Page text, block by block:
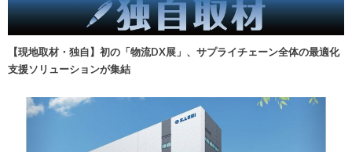
【現地取材・独自】初の「物流DX展」、サプライチェーン全体の最適化
支援ソリューションが集結